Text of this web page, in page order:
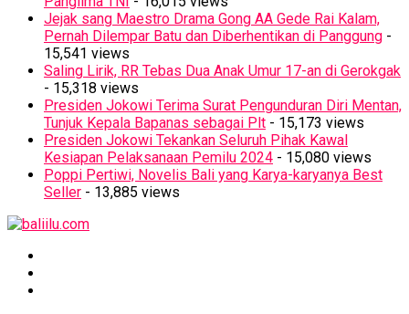
Jejak sang Maestro Drama Gong AA Gede Rai Kalam,
Pernah Dilempar Batu dan Diberhentikan di Panggung -
15,541 views
Saling Lirik, RR Tebas Dua Anak Umur 17-an di Gerokgak
- 15,318 views
Presiden Jokowi Terima Surat Pengunduran Diri Mentan,
Tunjuk Kepala Bapanas sebagai Plt - 15,173 views
Presiden Jokowi Tekankan Seluruh Pihak Kawal
Kesiapan Pelaksanaan Pemilu 2024 - 15,080 views
Poppi Pertiwi, Novelis Bali yang Karya-karyanya Best
Seller - 13,885 views